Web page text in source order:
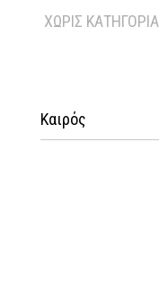
ΧΩΡΊΣ ΚΑΤΗΓΟΡΊΑ
Καιρός